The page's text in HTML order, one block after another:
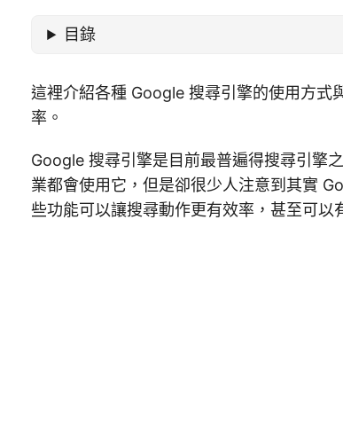
目錄
這裡介紹各種 Google 搜尋引擎的使用方式
率。
Google 搜尋引擎是目前最普遍得搜尋引擎
業都會使用它，但是卻很少人注意到其實
些功能可以讓搜尋動作更有效率，甚至可以